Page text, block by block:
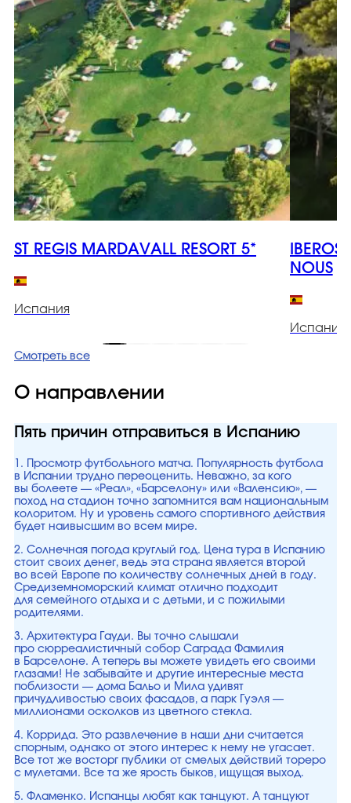
ST REGIS MARDAVALL RESORT 5*
Испания
NOUS
Испания
Смотреть все
О направлении
Пять причин отправиться в Испанию
1. Просмотр футбольного матча. Популярность футбола
в Испании трудно переоценить. Неважно, за кого
вы болеете — «Реал», «Барселону» или «Валенсию», —
поход на стадион точно запомнится вам национальным
колоритом. Ну и уровень самого спортивного действия
будет наивысшим во всем мире.
2. Солнечная погода круглый год. Цена тура в Испанию
стоит своих денег, ведь эта страна является второй
во всей Европе по количеству солнечных дней в году.
Средиземноморский климат отлично подходит
для семейного отдыха и с детьми, и с пожилыми
родителями.
3. Архитектура Гауди. Вы точно слышали
про сюрреалистичный собор Саграда Фамилия
в Барселоне. А теперь вы можете увидеть его своими
глазами! Не забывайте и другие интересные места
поблизости — дома Бальо и Мила удивят
причудливостью своих фасадов, а парк Гуэля —
миллионами осколков из цветного стекла.
4. Коррида. Это развлечение в наши дни считается
спорным, однако от этого интерес к нему не угасает.
Все тот же восторг публики от смелых действий тореро
с мулетами. Все та же ярость быков, ищущая выход.
5. Фламенко. Испанцы любят как танцуют. А танцуют